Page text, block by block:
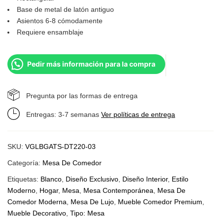
Base de metal de latón antiguo
Asientos 6-8 cómodamente
Requiere ensamblaje
Pedir más información para la compra
Pregunta por las formas de entrega
Entregas: 3-7 semanas Ver políticas de entrega
SKU: VGLBGATS-DT220-03
Categoría: Mesa De Comedor
Etiquetas: Blanco Diseño Exclusivo Diseño Interior, Estilo
Moderno Hogar, Mesa Mesa Contemporánea
Mesa De
Comedor Moderna
Mesa De Lujo Mueble Comedor Premium
Mueble Decorativo Tipo: Mesa